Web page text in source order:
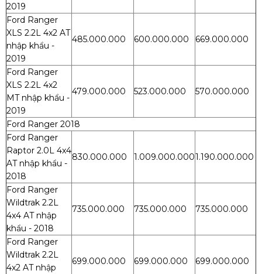
2019
Ford Ranger
XLS 2.2L 4x2 AT
nhập khẩu -
2019
485.000.000 600.000.000 669.000.000
Ford Ranger
XLS 2.2L 4x2
MT nhập khẩu -
2019
479.000.000 523.000.000 570.000.000
Ford Ranger 2018
Ford Ranger
Raptor 2.0L 4x4
AT nhập khẩu -
2018
830.000.000 1.009.000.0001.190.000.000
Ford Ranger
Wildtrak 2.2L
4x4 AT nhập
khẩu - 2018
735.000.000 735.000.000 735.000.000
Ford Ranger
Wildtrak 2.2L
4x2 AT nhập
699.000.000 699.000.000 699.000.000